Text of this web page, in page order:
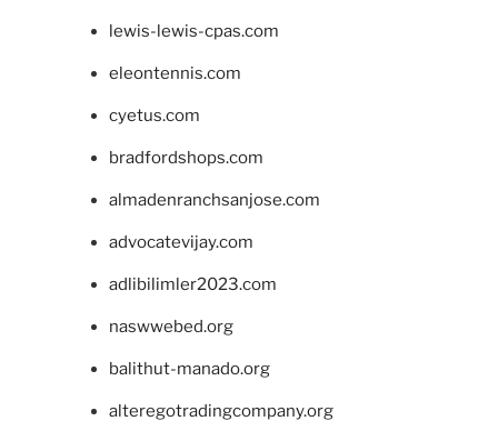
lewis-lewis-cpas.com
eleontennis.com
cyetus.com
bradfordshops.com
almadenranchsanjose.com
advocatevijay.com
adlibilimler2023.com
naswwebed.org
balithut-manado.org
alteregotradingcompany.org